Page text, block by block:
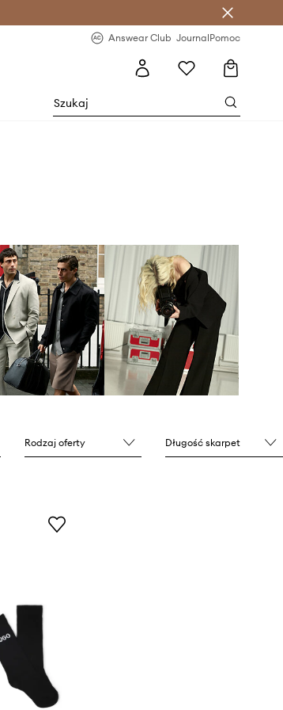
Answear Club JournalPomoc
Rodzaj oferty Długość skarpet